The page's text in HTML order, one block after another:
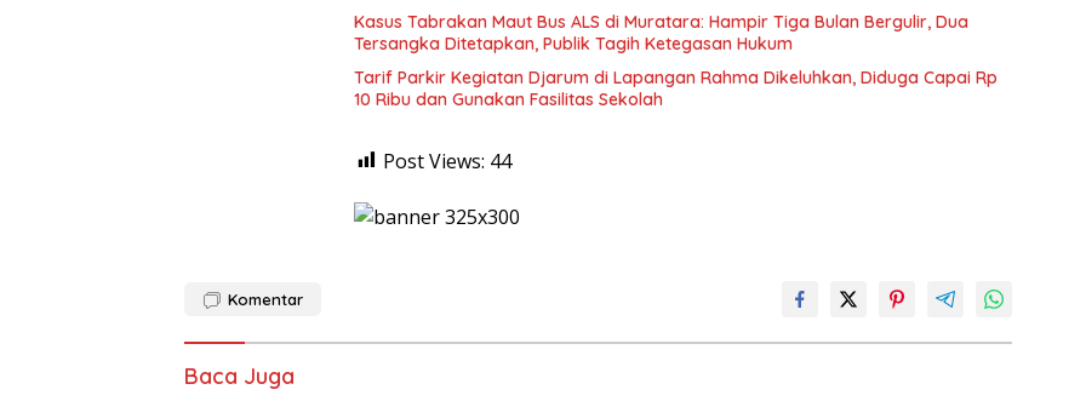
Kasus Tabrakan Maut Bus ALS di Muratara: Hampir Tiga Bulan Bergulir, Dua
Tersangka Ditetapkan, Publik Tagih Ketegasan Hukum
Tarif Parkir Kegiatan Djarum di Lapangan Rahma Dikeluhkan, Diduga Capai Rp
10 Ribu dan Gunakan Fasilitas Sekolah
Post Views: 44
Komentar
Baca Juga